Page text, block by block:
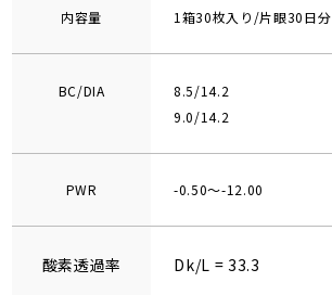
内容量 1箱30枚入り/片眼30日分
BC/DIA
8.5/14.2
9.0/14.2
PWR -0.50～-12.00
酸素透過率 Dk/L = 33.3